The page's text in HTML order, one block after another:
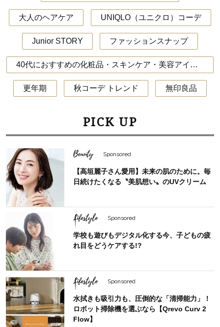
大人のヘアケア UNIQLO（ユニクロ）コーデ
Junior STORY ファッションスナップ
40代におすすめの化粧品・スキンケア・美容アイテム
更年期 秋コーデ トレンド 無印良品
PICK UP
Beauty Sponsored
【高垣麗子さん愛用】未来の肌のために。毎
日続けたくなる〝美肌想い〟のUVクリーム
Lifestyle Sponsored
学校も遊びもデジタル化する今、子どもの疲
れ目をどうケアする!?
Lifestyle Sponsored
水拭きも吸引力も、圧倒的な「清掃能力」！
ロボット掃除機を選ぶなら【Qrevo Curv 2
Flow】